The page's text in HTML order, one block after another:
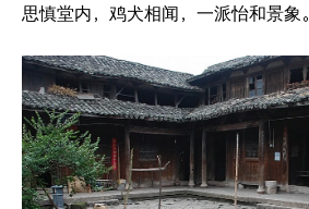
思慎堂内，鸡犬相闻，一派怡和景象。